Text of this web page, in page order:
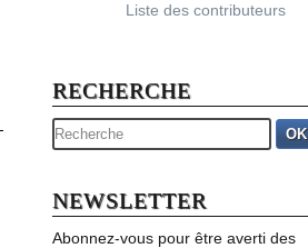
Liste des contributeurs
RECHERCHE
OK
NEWSLETTER
Abonnez-vous pour être averti des